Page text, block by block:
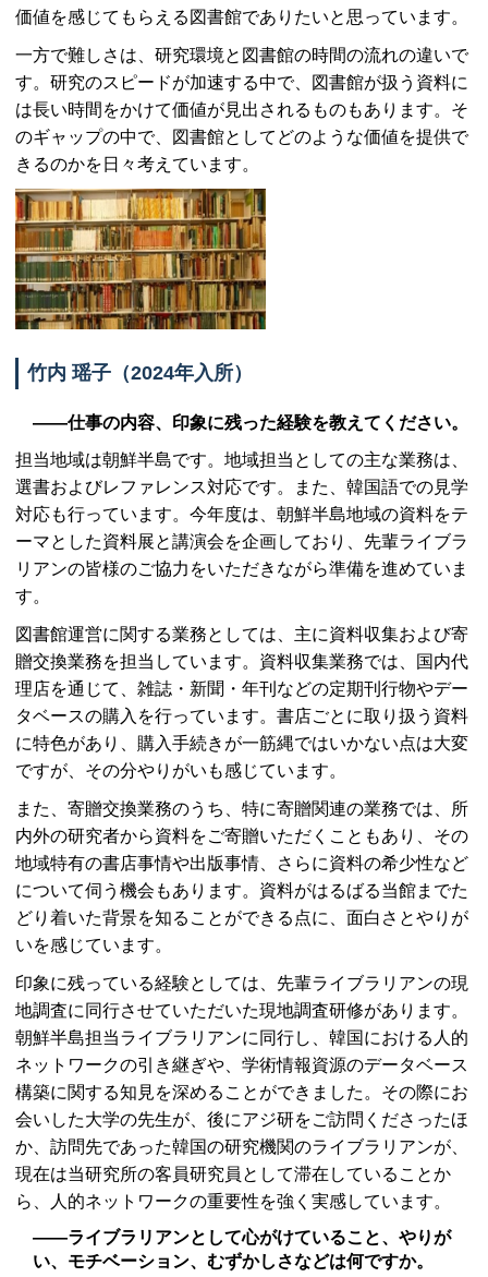
価値を感じてもらえる図書館でありたいと思っています。
一方で難しさは、研究環境と図書館の時間の流れの違いで
す。研究のスピードが加速する中で、図書館が扱う資料に
は長い時間をかけて価値が見出されるものもあります。そ
のギャップの中で、図書館としてどのような価値を提供で
きるのかを日々考えています。
竹内 瑶子（2024年入所）
――仕事の内容、印象に残った経験を教えてください。
担当地域は朝鮮半島です。地域担当としての主な業務は、
選書およびレファレンス対応です。また、韓国語での見学
対応も行っています。今年度は、朝鮮半島地域の資料をテ
ーマとした資料展と講演会を企画しており、先輩ライブラ
リアンの皆様のご協力をいただきながら準備を進めていま
す。
図書館運営に関する業務としては、主に資料収集および寄
贈交換業務を担当しています。資料収集業務では、国内代
理店を通じて、雑誌・新聞・年刊などの定期刊行物やデー
タベースの購入を行っています。書店ごとに取り扱う資料
に特色があり、購入手続きが一筋縄ではいかない点は大変
ですが、その分やりがいも感じています。
また、寄贈交換業務のうち、特に寄贈関連の業務では、所
内外の研究者から資料をご寄贈いただくこともあり、その
地域特有の書店事情や出版事情、さらに資料の希少性など
について伺う機会もあります。資料がはるばる当館までた
どり着いた背景を知ることができる点に、面白さとやりが
いを感じています。
印象に残っている経験としては、先輩ライブラリアンの現
地調査に同行させていただいた現地調査研修があります。
朝鮮半島担当ライブラリアンに同行し、韓国における人的
ネットワークの引き継ぎや、学術情報資源のデータベース
構築に関する知見を深めることができました。その際にお
会いした大学の先生が、後にアジ研をご訪問くださったほ
か、訪問先であった韓国の研究機関のライブラリアンが、
現在は当研究所の客員研究員として滞在していることか
ら、人的ネットワークの重要性を強く実感しています。
――ライブラリアンとして心がけていること、やりが
い、モチベーション、むずかしさなどは何ですか。